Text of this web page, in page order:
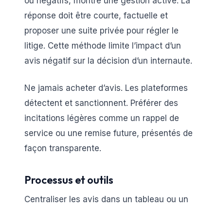
réponse doit être courte, factuelle et
proposer une suite privée pour régler le
litige. Cette méthode limite l’impact d’un
avis négatif sur la décision d’un internaute.
Ne jamais acheter d’avis. Les plateformes
détectent et sanctionnent. Préférer des
incitations légères comme un rappel de
service ou une remise future, présentés de
façon transparente.
Processus et outils
Centraliser les avis dans un tableau ou un